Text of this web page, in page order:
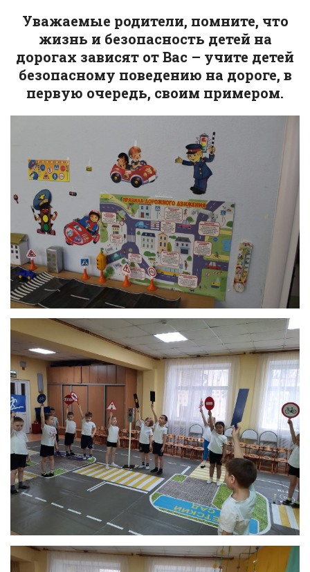
Уважаемые родители, помните, что
жизнь и безопасность детей на
дорогах зависят от Вас – учите детей
безопасному поведению на дороге, в
первую очередь, своим примером.